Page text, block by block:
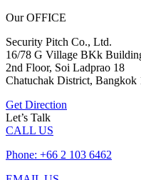
Our OFFICE
Security Pitch Co., Ltd.
16/78 G Village BKk
2nd Floor, Soi Ladprao 18
Chatuchak District, Bangkok
Get Direction
Let’s Talk
CALL US
Phone: +66 2 103 6462